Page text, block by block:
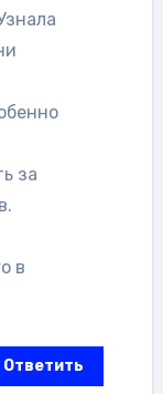
за
в
Ответить